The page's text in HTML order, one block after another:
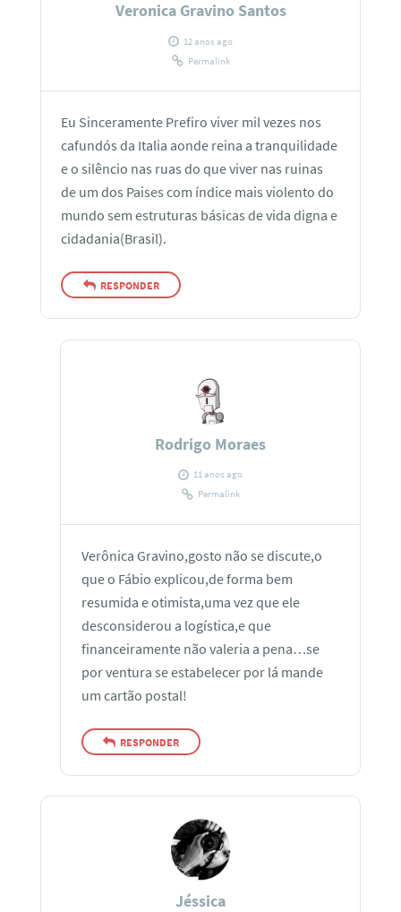
Veronica Gravino Santos
12 anos ago
Permalink
Eu Sinceramente Prefiro viver mil vezes nos
cafundós da Italia aonde reina a tranquilidade
e o silêncio nas ruas do que viver nas ruinas
de um dos Paises com índice mais violento do
mundo sem estruturas básicas de vida digna e
cidadania(Brasil).
RESPONDER
Rodrigo Moraes
11 anos ago
Permalink
Verônica Gravino,gosto não se discute,o
que o Fábio explicou,de forma bem
resumida e otimista,uma vez que ele
desconsiderou a logística,e que
financeiramente não valeria a pena…se
por ventura se estabelecer por lá mande
um cartão postal!
RESPONDER
Jéssica